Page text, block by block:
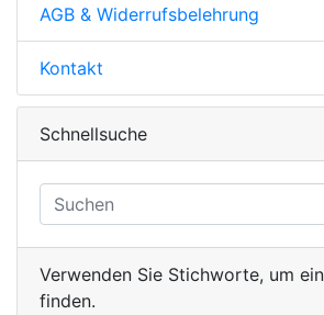
AGB & Widerrufsbelehrung
Kontakt
Schnellsuche
Verwenden Sie Stichworte, um
finden.